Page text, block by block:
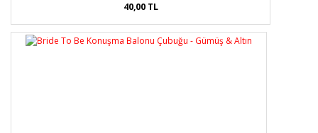
40,00 TL